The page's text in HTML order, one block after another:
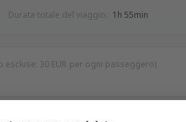
Durata totale del viaggio: 1h 55min
escluse: 30 EUR per ogni passeggero)